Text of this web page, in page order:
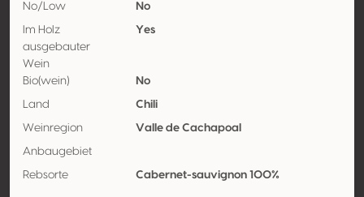
No/Low No
Im Holz
ausgebauter
Wein
Yes
Bio(wein) No
Land Chili
Weinregion Valle de Cachapoal
Anbaugebiet
Rebsorte Cabernet-sauvignon 100%